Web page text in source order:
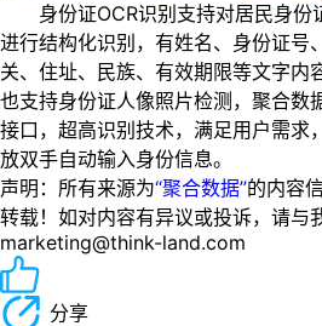
身份证OCR识别支持对居民身份
进行结构化识别，有姓名、身份证号
关、住址、民族、有效期限等文字内
也支持身份证人像照片检测，聚合数
接口，超高识别技术，满足用户需求
放双手自动输入身份信息。
声明：所有来源为“聚合数据”的内容
转载！如对内容有异议或投诉，请与
marketing@think-land.com
分享